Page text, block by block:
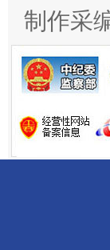
制作采